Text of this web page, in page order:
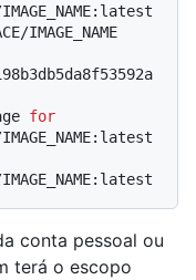
IMAGE_NAME:latest
IMAGE_NAME
for
IMAGE_NAME:latest
IMAGE_NAME:latest
conta pessoal ou
terá o escopo